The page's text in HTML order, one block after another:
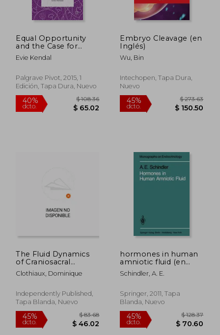
dcto. $ 66.27
Equal Opportunity
and the Case for
State Sponsored
Ectogenesis (en
Evie Kendal
Palgrave Pivot, 2015, 1
Edición, Tapa Dura, Nuevo
40%
dcto. $ 65.02
Embryo Cleavage (en
Inglés)
Wu, Bin
Intechopen, Tapa Dura,
Nuevo
45%
dcto. $
The Fluid Dynamics
of Craniosacral
Therapy:
Foundational
Inglés)
Clothiaux, Dominique
Independently Published,
Tapa Blanda, Nuevo
hormones in human
amniotic fluid (en
Inglés)
Schindler, A. E.
Springer, 2011, Tapa
Blanda, Nuevo